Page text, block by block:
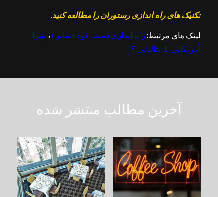
تکنیک های راه اندازی رستوران را مطالعه کنید.
لینک های مرتبط:راه اندازی فست فود (تمایز ) ، پیتزا
آمریکایی یا ایتالیایی ؟
آخرین مطالب منتشر شده